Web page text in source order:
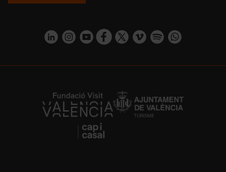
https://www.linkedin.com/company/turismo-valencia/mycompany/
https://www.instagram.com/visit_valencia/
https://www.youtube.com/user/
https://www.facebook.com/
https://twitter.com/
https://vimeo.com/
https://https://api.whatsapp.com/
https://fundacion.visitvalencia.com/